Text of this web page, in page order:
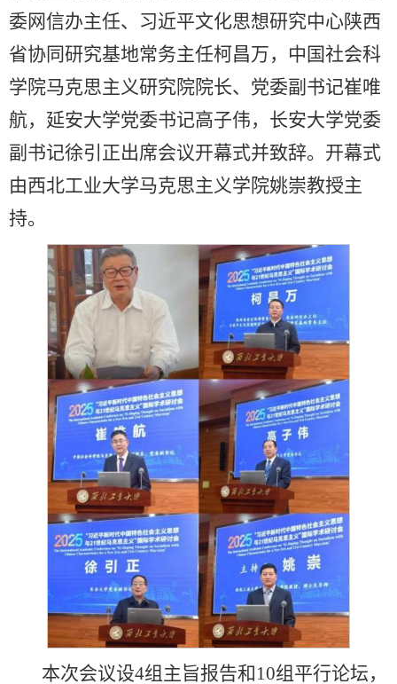
委网信办主任、习近平文化思想研究中心陕西
省协同研究基地常务主任柯昌万，中国社会科
学院马克思主义研究院院长、党委副书记崔唯
航，延安大学党委书记高子伟，长安大学党委
副书记徐引正出席会议开幕式并致辞。开幕式
由西北工业大学马克思主义学院姚崇教授主
持。
本次会议设4组主旨报告和10组平行论坛，